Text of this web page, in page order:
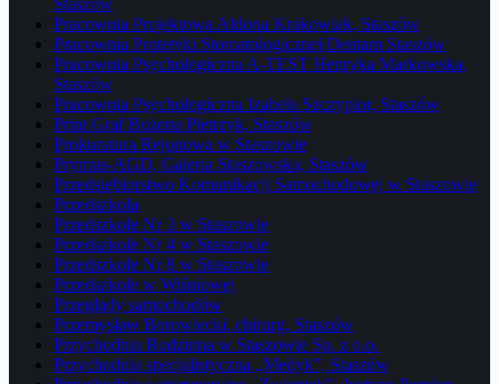
Staszów
Pracownia Projektowa Aldona Krakowiak, Staszów
Pracownia Protetyki Stomatologicznej Dentam Staszów
Pracownia Psychologiczna A-TEST Henryka Markowska,
Staszów
Pracownia Psychologiczna Izabela Szczypior, Staszów
Print Graf Bożena Pietrzyk, Staszów
Prokuratura Rejonowa w Staszowie
Prymus-AGD, Galeria Staszowska, Staszów
Przedsiębiorstwo Komunikacji Samochodowej w Staszowie
Przedszkola
Przedszkole Nr 3 w Staszowie
Przedszkole Nr 4 w Staszowie
Przedszkole Nr 8 w Staszowie
Przedszkole w Wiśniowej
Przeglądy samochodów
Przemysław Borowiecki, chirurg, Staszów
Przychodnia Rodzinna w Staszowie Sp. z o.o.
Przychodnia specjalistyczna „Medyk”, Staszów